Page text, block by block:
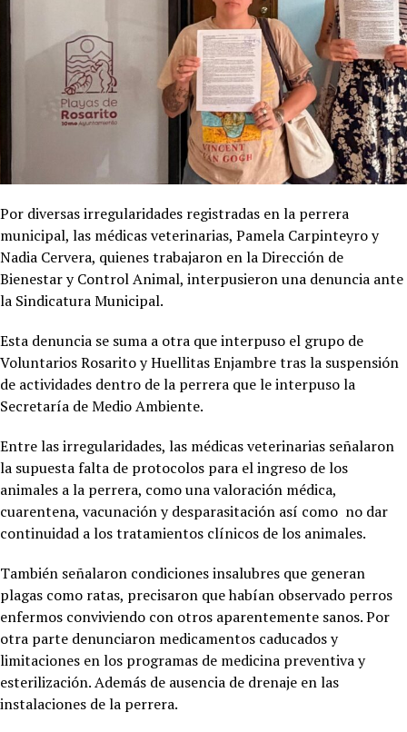
Por diversas irregularidades registradas en la perrera
municipal, las médicas veterinarias, Pamela Carpinteyro y
Nadia Cervera, quienes trabajaron en la Dirección de
Bienestar y Control Animal, interpusieron una denuncia ante
la Sindicatura Municipal.
Esta denuncia se suma a otra que interpuso el grupo de
Voluntarios Rosarito y Huellitas Enjambre tras la suspensión
de actividades dentro de la perrera que le interpuso la
Secretaría de Medio Ambiente.
Entre las irregularidades, las médicas veterinarias señalaron
la supuesta falta de protocolos para el ingreso de los
animales a la perrera, como una valoración médica,
cuarentena, vacunación y desparasitación así como no dar
continuidad a los tratamientos clínicos de los animales.
También señalaron condiciones insalubres que generan
plagas como ratas, precisaron que habían observado perros
enfermos conviviendo con otros aparentemente sanos. Por
otra parte denunciaron medicamentos caducados y
limitaciones en los programas de medicina preventiva y
esterilización. Además de ausencia de drenaje en las
instalaciones de la perrera.